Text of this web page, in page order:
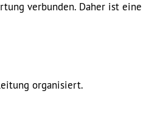
verbunden. Daher ist eine
organisiert.